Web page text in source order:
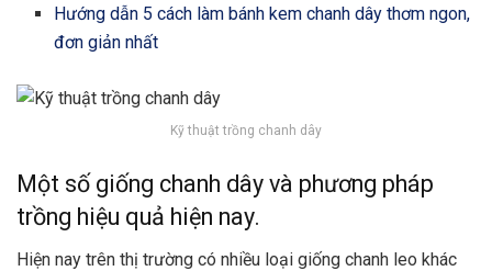
Hướng dẫn 5 cách làm bánh kem chanh dây thơm ngon,
đơn giản nhất
Kỹ thuật trồng chanh dây
Một số giống chanh dây và phương pháp
trồng hiệu quả hiện nay.
Hiện nay trên thị trường có nhiều loại giống chanh leo khác